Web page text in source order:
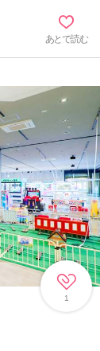
あとで読む
1